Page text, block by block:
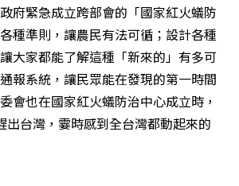
府緊急成立跨部會的「國家紅火蟻防
種準則，讓農民有法可循；設計各種
大家都能了解這種「新來的」有多可
報系統，讓民眾能在發現的第一時間
會也在國家紅火蟻防治中心成立時，
出台灣，霎時感到全台灣都動起來的